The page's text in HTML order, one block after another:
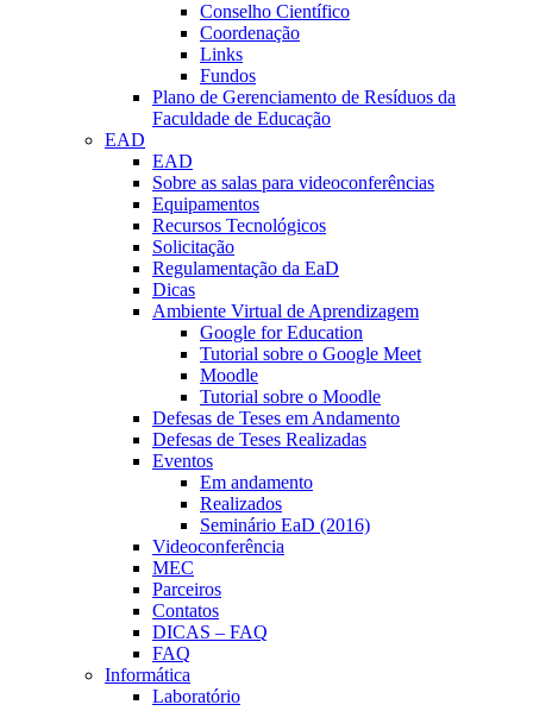
Conselho Científico
Coordenação
Links
Fundos
Plano de Gerenciamento de Resíduos da
Faculdade de Educação
EAD
EAD
Sobre as salas para videoconferências
Equipamentos
Recursos Tecnológicos
Solicitação
Regulamentação da EaD
Dicas
Ambiente Virtual de Aprendizagem
Google for Education
Tutorial sobre o Google Meet
Moodle
Tutorial sobre o Moodle
Defesas de Teses em Andamento
Defesas de Teses Realizadas
Eventos
Em andamento
Realizados
Seminário EaD (2016)
Videoconferência
MEC
Parceiros
Contatos
DICAS – FAQ
FAQ
Informática
Laboratório